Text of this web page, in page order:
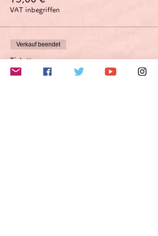
VAT inbegriffen
Verkauf beendet
Tickettyp
Verbesserungsvorschlagsoption